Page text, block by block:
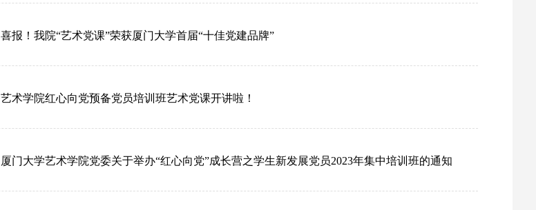
喜报！我院“艺术党课”荣获厦门大学首届“十佳党建品牌”
艺术学院红心向党预备党员培训班艺术党课开讲啦！
厦门大学艺术学院党委关于举办“红心向党”成长营之学生新发展党员2023年集中培训班的通知